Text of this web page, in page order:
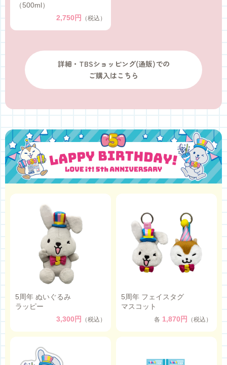
（500ml）
2,750円
（税込）
詳細・TBSショッピング(通販)での
ご購入はこちら
5周年記念グッズ
5周年 ぬいぐるみ
ラッピー
3,300円
（税込）
5周年 フェイスタグ
マスコット
各 1,870円 （税込）